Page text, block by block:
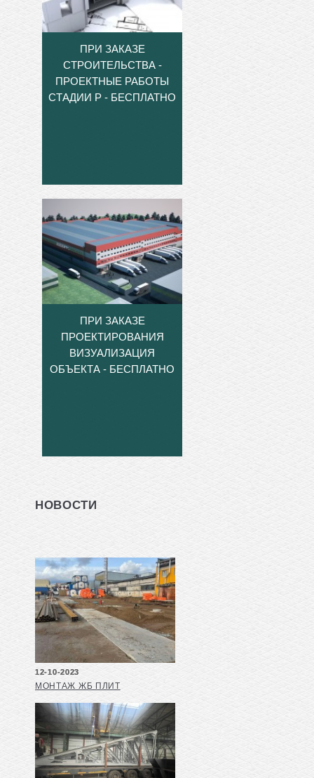
ПРИ ЗАКАЗЕ
СТРОИТЕЛЬСТВА -
ПРОЕКТНЫЕ РАБОТЫ
СТАДИИ Р - БЕСПЛАТНО
ПРИ ЗАКАЗЕ
ПРОЕКТИРОВАНИЯ
ВИЗУАЛИЗАЦИЯ
ОБЪЕКТА - БЕСПЛАТНО
НОВОСТИ
12-10-2023
МОНТАЖ ЖБ ПЛИТ